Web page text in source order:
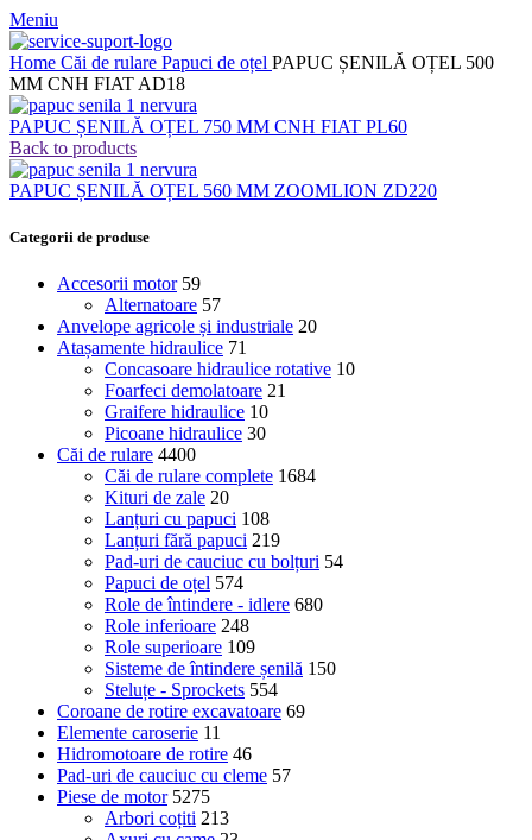
Meniu
Home Căi de rulare Papuci de oțel PAPUC ȘENILĂ OȚEL 500
MM CNH FIAT AD18
PAPUC ȘENILĂ OȚEL 750 MM CNH FIAT PL60
Back to products
PAPUC ȘENILĂ OȚEL 560 MM ZOOMLION ZD220
Categorii de produse
Accesorii motor 59
Alternatoare 57
Anvelope agricole și industriale 20
Atașamente hidraulice 71
Concasoare hidraulice rotative 10
Foarfeci demolatoare 21
Graifere hidraulice 10
Picoane hidraulice 30
Căi de rulare 4400
Căi de rulare complete 1684
Kituri de zale 20
Lanțuri cu papuci 108
Lanțuri fără papuci 219
Pad-uri de cauciuc cu bolțuri 54
Papuci de oțel 574
Role de întindere - idlere 680
Role inferioare 248
Role superioare 109
Sisteme de întindere șenilă 150
Steluțe - Sprockets 554
Coroane de rotire excavatoare 69
Elemente caroserie 11
Hidromotoare de rotire 46
Pad-uri de cauciuc cu cleme 57
Piese de motor 5275
Arbori coțiti 213